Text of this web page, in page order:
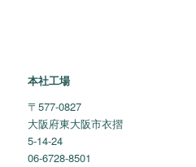
本社工場
〒577-0827
大阪府東大阪市衣摺
5-14-24
06-6728-8501